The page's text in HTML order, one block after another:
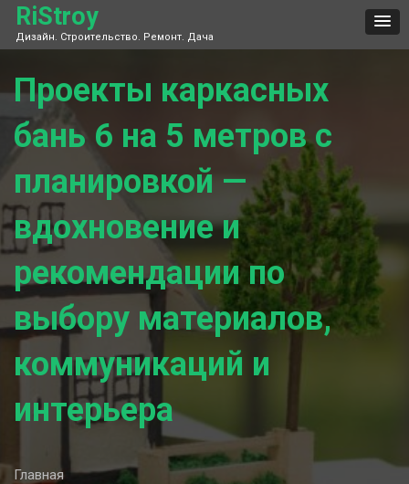
Skip
content
RiStroy
Дизайн. Строительство. Ремонт. Дача
Проекты каркасных
бань 6 на 5 метров с
планировкой —
вдохновение и
рекомендации по
выбору материалов,
коммуникаций и
интерьера
Главная